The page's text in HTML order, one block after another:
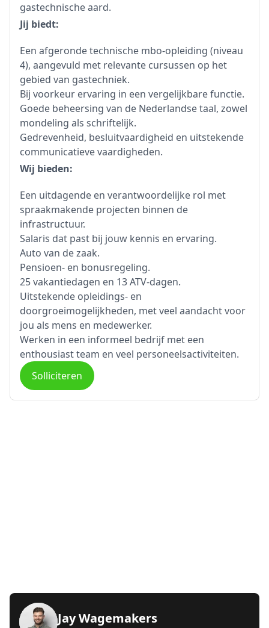
gastechnische aard.
Jij biedt:
Een afgeronde technische mbo-opleiding (niveau
4), aangevuld met relevante cursussen op het
gebied van gastechniek.
Bij voorkeur ervaring in een vergelijkbare functie.
Goede beheersing van de Nederlandse taal, zowel
mondeling als schriftelijk.
Gedrevenheid, besluitvaardigheid en uitstekende
communicatieve vaardigheden.
Wij bieden:
Een uitdagende en verantwoordelijke rol met
spraakmakende projecten binnen de
infrastructuur.
Salaris dat past bij jouw kennis en ervaring.
Auto van de zaak.
Pensioen- en bonusregeling.
25 vakantiedagen en 13 ATV-dagen.
Uitstekende opleidings- en
doorgroeimogelijkheden, met veel aandacht voor
jou als mens en medewerker.
Werken in een informeel bedrijf met een
enthousiast team en veel personeelsactiviteiten.
Solliciteren
Jay Wagemakers